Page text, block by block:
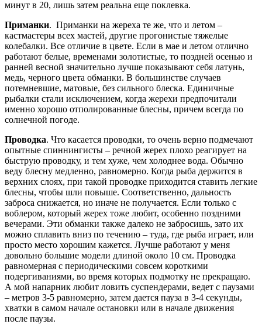
минут в 20, лишь затем реальна еще поклевка.
Приманки. Приманки на жереха те же, что и летом –
кастмастеры всех мастей, другие прогонистые тяжелые
колебалки. Все отличие в цвете. Если в мае и летом отлично
работают белые, временами золотистые, то поздней осенью и
ранней весной значительно лучше показывают себя латунь,
медь, черного цвета обманки. В большинстве случаев
потемневшие, матовые, без сильного блеска. Единичные
рыбалки стали исключением, когда жерехи предпочитали
именно хорошо отполированные блесны, причем всегда по
солнечной погоде.
Проводка. Что касается проводки, то очень верно подмечают
опытные спиннингисты – речной жерех плохо реагирует на
быструю проводку, и тем хуже, чем холоднее вода. Обычно
веду блесну медленно, равномерно. Когда рыба держится в
верхних слоях, при такой проводке приходится ставить легкие
блесны, чтобы шли повыше. Соответственно, дальность
заброса снижается, но иначе не получается. Если только с
воблером, который жерех тоже любит, особенно поздними
вечерами. Эти обманки также далеко не забросишь, зато их
можно сплавить вниз по течению – туда, где рыба играет, или
просто место хорошим кажется. Лучше работают у меня
довольно большие модели длиной около 10 см. Проводка
равномерная с периодическими совсем короткими
подергиваниями, во время которых подмотку не прекращаю.
А мой напарник любит ловить суспендерами, ведет с паузами
– метров 3-5 равномерно, затем дается пауза в 3-4 секунды,
хватки в самом начале остановки или в начале движения
после паузы.